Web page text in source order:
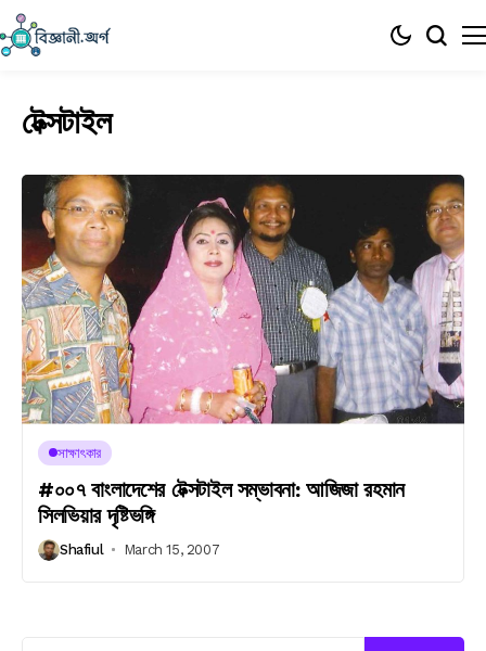
টেক্সটাইল
সাক্ষাৎকার
#০০৭ বাংলাদেশের টেক্সটাইল সম্ভাবনা: আজিজা রহমান
সিলভিয়ার দৃষ্টিভঙ্গি
Shafiul March 15, 2007